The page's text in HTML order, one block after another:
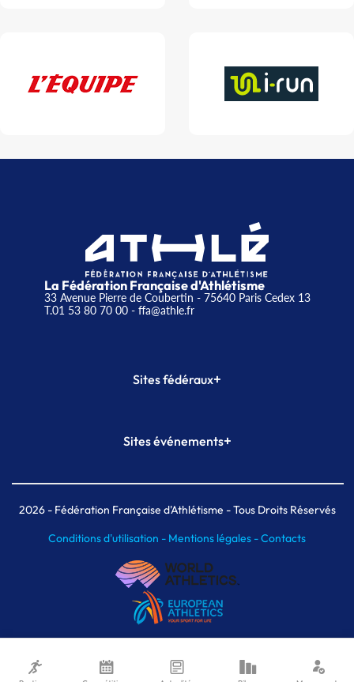
La Fédération Française d'Athlétisme
33 Avenue Pierre de Coubertin - 75640 Paris Cedex 13
T.01 53 80 70 00- ffa@athle.fr
Sites fédéraux+
Plateforme Formation
Sites événements+
Meeting de Paris indoor
MAIF Ekiden de Paris
2026- Fédération Française d'Athlétisme - Tous Droits Réservés
Conditions d'utilisation - Mentions légales -Contacts